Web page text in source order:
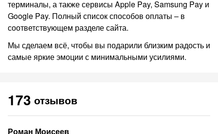
терминалы, а также сервисы Apple Pay, Samsung Pay и
Google Pay. Полный список способов оплаты – в
соответствующем разделе сайта.
Мы сделаем всё, чтобы вы подарили близким радость и
самые яркие эмоции с минимальными усилиями.
173 отзывов
Роман Моисеев